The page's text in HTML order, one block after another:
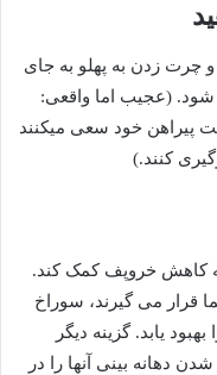
چرت زدن به پهلو به جای
(عجیب اما واقعی:
پیراهن خود سعی میکنند
کنند.)
کاهش خروپف کمک کند.
قرار می گیرند، سوراخ
یابد. گزینه دیگر
دهانه بینی آنها را در